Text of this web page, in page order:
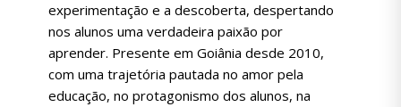
experimentação e a descoberta, despertando
nos alunos uma verdadeira paixão por
aprender. Presente em Goiânia desde 2010,
com uma trajetória pautada no amor pela
educação, no protagonismo dos alunos, na